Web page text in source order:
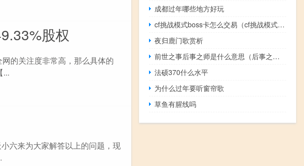
股权
的关注度非常高，那么具体的
...
六来为大家解答以上的问题，现
成都过年哪些地方好玩
cf挑战模式boss卡怎么交易（cf挑战模式boss）
夜归鹿门歌赏析
前世之事后事之师是什么意思（后事之师是什么意思）
法硕370什么水平
为什么过年要听窗帘歌
草鱼有腥线吗